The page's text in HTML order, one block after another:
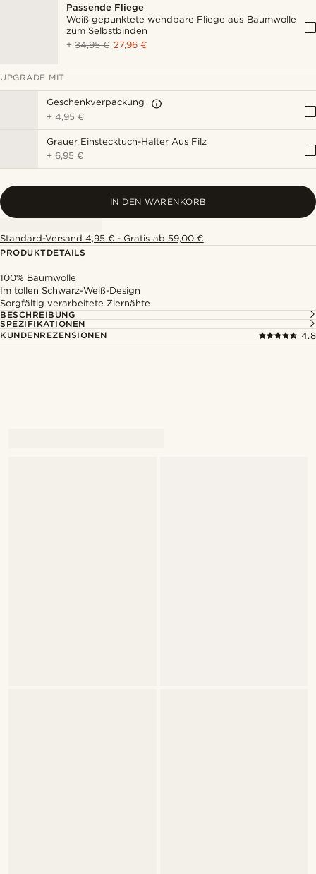
Passende Fliege
Weiß gepunktete wendbare Fliege aus Baumwolle
zum Selbstbinden
+34,95 € 27,96 €
UPGRADE MIT
Geschenkverpackung
+4,95 €
Grauer Einstecktuch-Halter Aus Filz
+6,95 €
IN DEN WARENKORB
Standard-Versand 4,95 € - Gratis ab 59,00 €
PRODUKTDETAILS
100% Baumwolle
Im tollen Schwarz-Weiß-Design
Sorgfältig verarbeitete Ziernähte
BESCHREIBUNG
SPEZIFIKATIONEN
KUNDENREZENSIONEN
4.8